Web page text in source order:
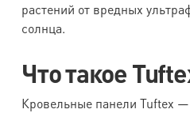
растений от вредных
солнца.
Что такое
Кровельные панели Tuftex —